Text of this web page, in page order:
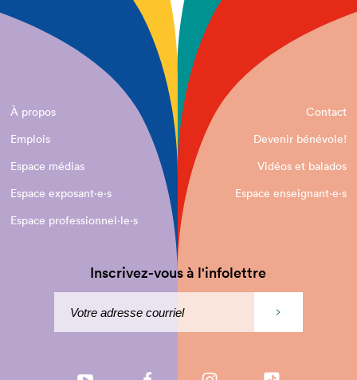
À propos
Contact
Emplois
Devenir bénévole!
Espace médias
Vidéos et balados
Espace exposant·e⋅s
Espace enseignant·e⋅s
Espace professionnel·le⋅s
Inscrivez-vous à l'infolettre